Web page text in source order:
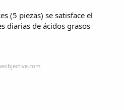
(5 piezas) se satisface el
diarias de ácidos grasos